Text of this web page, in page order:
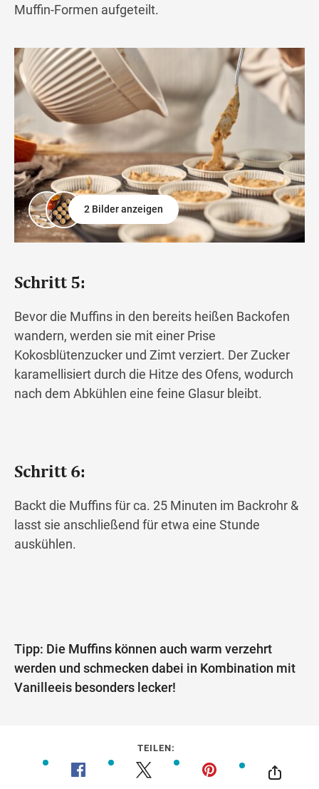
Muffin-Formen aufgeteilt.
2 Bilder anzeigen
Schritt 5:
Bevor die Muffins in den bereits heißen Backofen
wandern, werden sie mit einer Prise
Kokosblütenzucker und Zimt verziert. Der Zucker
karamellisiert durch die Hitze des Ofens, wodurch
nach dem Abkühlen eine feine Glasur bleibt.
Schritt 6:
Backt die Muffins für ca. 25 Minuten im Backrohr &
lasst sie anschließend für etwa eine Stunde
auskühlen.
Tipp: Die Muffins können auch warm verzehrt
werden und schmecken dabei in Kombination mit
Vanilleeis besonders lecker!
TEILEN: